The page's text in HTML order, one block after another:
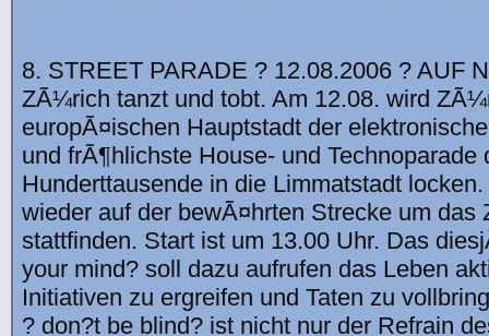
8. STREET PARADE ? 12.08.2006 ? AUF
ZÃ¼rich tanzt und tobt. Am 12.08. wird
europÃ¤ischen Hauptstadt der
und frÃ¶hlichste House- und Technoparade
Hunderttausende in die Limmatstadt
wieder auf der bewÃ¤hrten Strecke um
stattfinden. Start ist um 13.00 Uhr. Das
your mind? soll dazu aufrufen das Leben
Initiativen zu ergreifen und Taten zu
? don?t be blind? ist nicht nur der Refrain